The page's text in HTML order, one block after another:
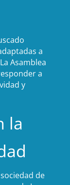
a
Asamblea
a
y
la
de